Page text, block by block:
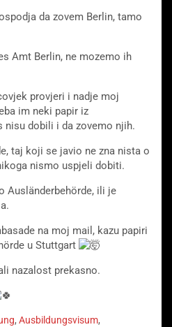
da zovem Berlin, tamo
Amt Berlin, ne mozemo ih
provjeri i nadje moj
im neki papir iz
nisu dobili i da zovemo njih.
taj koji se javio ne zna nista o
nismo uspjeli dobiti.
Ausländerbehörde, ili je
na moj mail, kazu papiri
u Stuttgart
nazalost prekasno.
, Ausbildungsvisum,